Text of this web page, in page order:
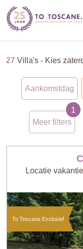
27 Villa's - Kies
Aankomstdag
Meer filters
Locatie
To Toscane Exclusief